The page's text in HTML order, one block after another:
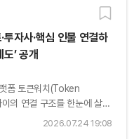
투자사·핵심 인물 연결하
’ 공개
폼 토큰워치(Token
의 연결 구조를 한눈에 살펴
. 이번에 추가된 관계도는
2026.07.24 19:08